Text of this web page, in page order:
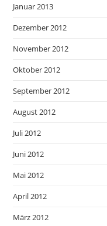
Januar 2013
Dezember 2012
November 2012
Oktober 2012
September 2012
August 2012
Juli 2012
Juni 2012
Mai 2012
April 2012
März 2012